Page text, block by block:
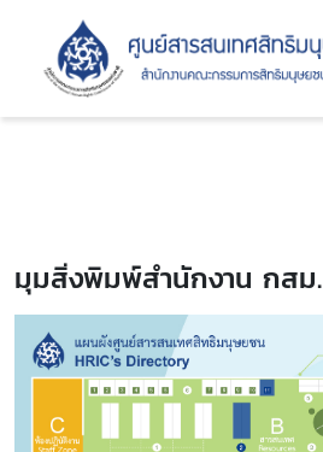
มุมสิ่งพิมพ์สำนักงาน กสม.